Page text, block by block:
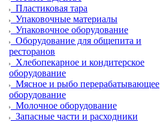
Пластиковая тара
Упаковочные материалы
Упаковочное оборудование
Оборудование для общепита и
ресторанов
Хлебопекарное и кондитерское
оборудование
Мясное и рыбо перерабатывающее
оборудование
Молочное оборудование
Запасные части и расходники